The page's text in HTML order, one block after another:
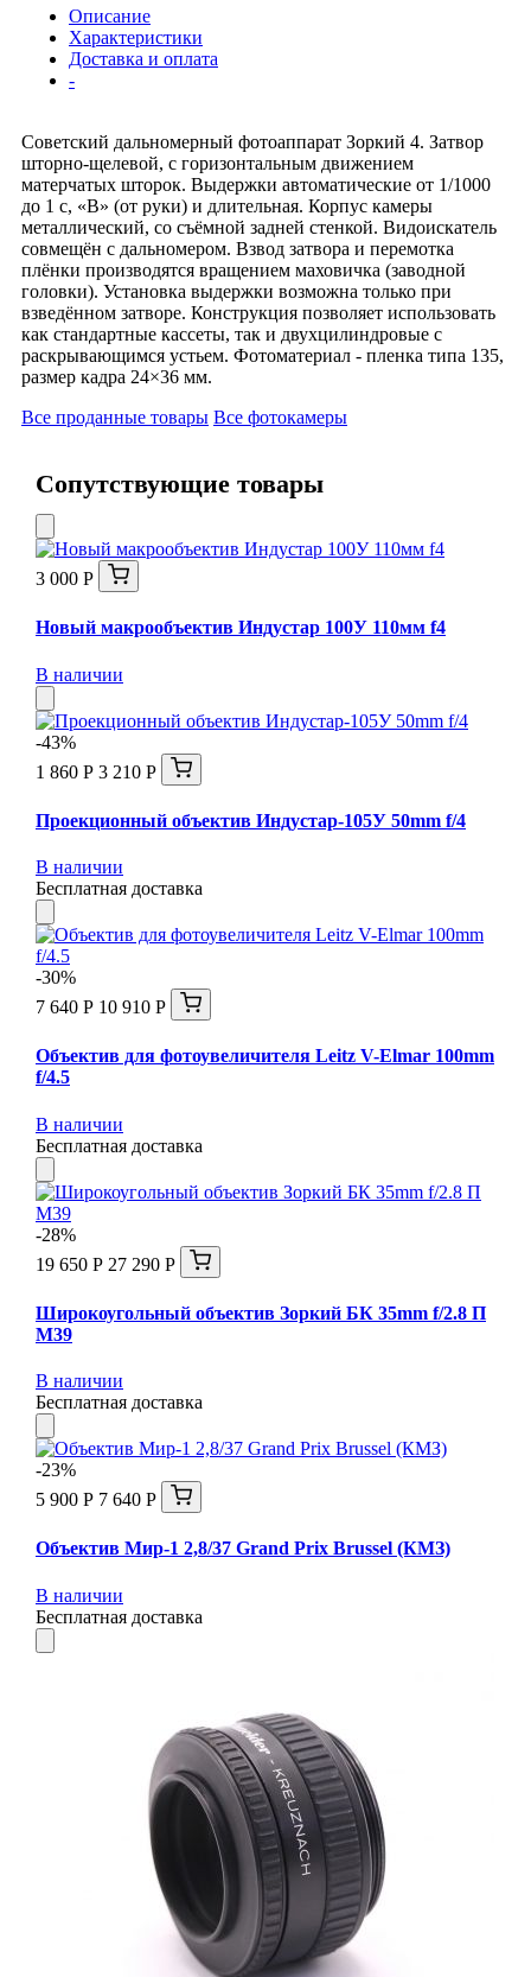
Описание
Характеристики
Доставка и оплата
-
Советский дальномерный фотоаппарат Зоркий 4. Затвор
шторно-щелевой, с горизонтальным движением
матерчатых шторок. Выдержки автоматические от 1/1000
до 1 с, «B» (от руки) и длительная. Корпус камеры
металлический, со съёмной задней стенкой. Видоискатель
совмещён с дальномером. Взвод затвора и перемотка
плёнки производятся вращением маховичка (заводной
головки). Установка выдержки возможна только при
взведённом затворе. Конструкция позволяет использовать
как стандартные кассеты, так и двухцилиндровые с
раскрывающимся устьем. Фотоматериал - пленка типа 135,
размер кадра 24×36 мм.
Все проданные товары Все фотокамеры
Сопутствующие товары
3 000 Р
Новый макрообъектив Индустар 100У 110мм f4
В наличии
-43%
1 860 Р 3 210 Р
Проекционный объектив Индустар-105У 50mm f/4
В наличии
Бесплатная доставка
-30%
7 640 Р 10 910 Р
Объектив для фотоувеличителя Leitz V-Elmar 100mm
f/4.5
В наличии
Бесплатная доставка
-28%
19 650 Р 27 290 Р
Широкоугольный объектив Зоркий БК 35mm f/2.8 П
М39
В наличии
Бесплатная доставка
-23%
5 900 Р 7 640 Р
Объектив Мир-1 2,8/37 Grand Prix Brussel (КМЗ)
В наличии
Бесплатная доставка